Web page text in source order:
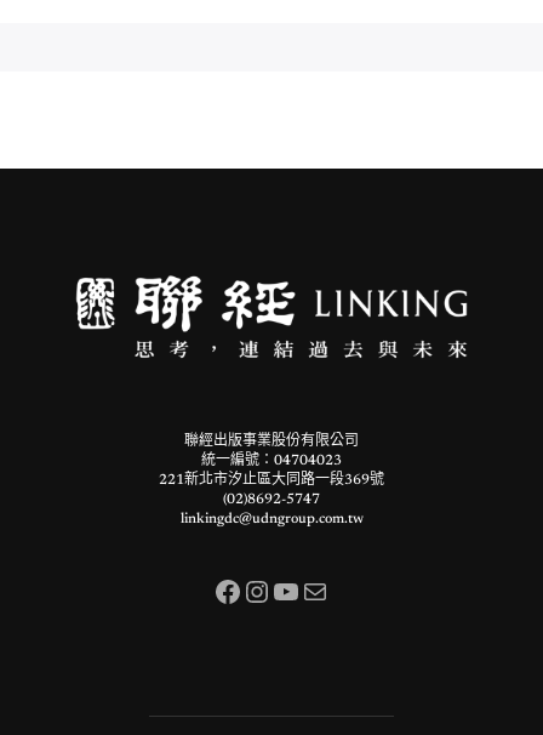
聯經出版事業股份有限公司
統一編號：04704023
221新北市汐止區大同路一段369號
(02)8692-5747
linkingdc@udngroup.com.tw
Facebook InstagramYouTube 電子郵件